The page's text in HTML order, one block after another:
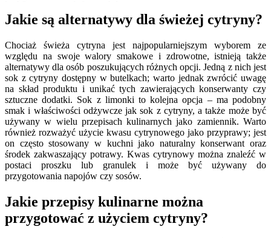
Jakie są alternatywy dla świeżej cytryny?
Chociaż świeża cytryna jest najpopularniejszym wyborem ze
względu na swoje walory smakowe i zdrowotne, istnieją także
alternatywy dla osób poszukujących różnych opcji. Jedną z nich jest
sok z cytryny dostępny w butelkach; warto jednak zwrócić uwagę
na skład produktu i unikać tych zawierających konserwanty czy
sztuczne dodatki. Sok z limonki to kolejna opcja – ma podobny
smak i właściwości odżywcze jak sok z cytryny, a także może być
używany w wielu przepisach kulinarnych jako zamiennik. Warto
również rozważyć użycie kwasu cytrynowego jako przyprawy; jest
on często stosowany w kuchni jako naturalny konserwant oraz
środek zakwaszający potrawy. Kwas cytrynowy można znaleźć w
postaci proszku lub granulek i może być używany do
przygotowania napojów czy sosów.
Jakie przepisy kulinarne można
przygotować z użyciem cytryny?